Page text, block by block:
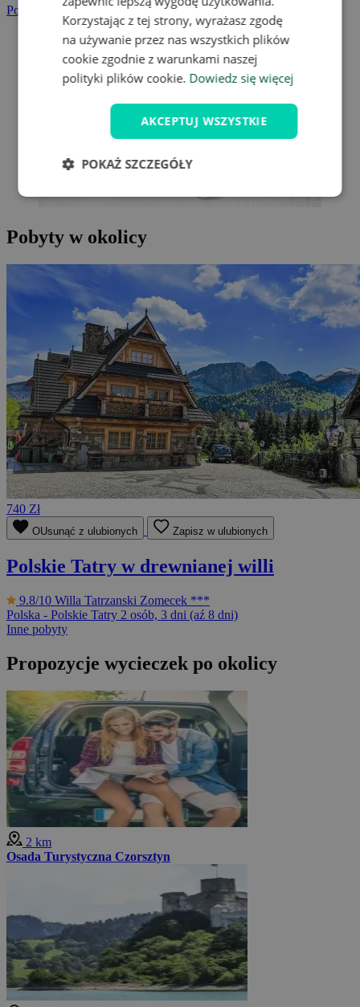
Polskie Tatry
Pobyty w okolicy
740 Zł
OUsunąć z ulubionych Zapisz w ulubionych
Polskie Tatry w drewnianej willi
9.8/10 Willa Tatrzanski Zomecek ***
Polska - Polskie Tatry 2 osób, 3 dni (aź 8 dni)
Inne pobyty
Propozycje wycieczek po okolicy
2 km
Osada Turystyczna Czorsztyn
Korzystając z tej strony, wyrażasz zgodę
na używanie przez nas wszystkich plików
cookie zgodnie z warunkami naszej
polityki plików cookie. Dowiedz się więcej
AKCEPTUJ WSZYSTKIE
POKAŻ SZCZEGÓŁY